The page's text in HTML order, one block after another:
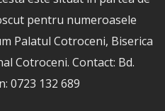
pentru numeroasele
Palatul Cotroceni, Biserica
Cotroceni. Contact: Bd.
0723 132 689